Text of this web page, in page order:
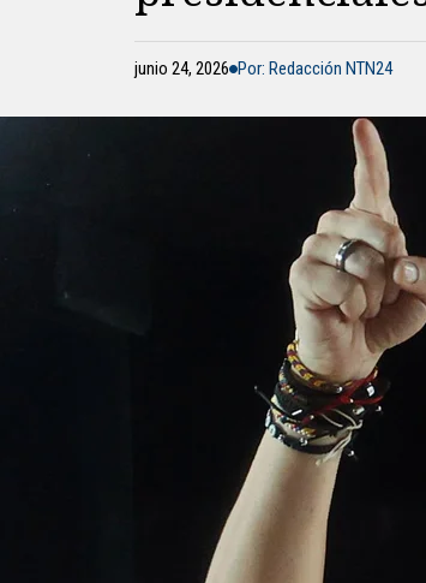
junio 24, 2026 Por: Redacción NTN24